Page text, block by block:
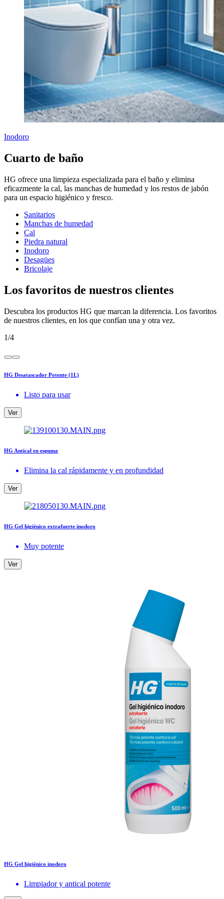
Inodoro
Cuarto de baño
HG ofrece una limpieza especializada para el baño y elimina
eficazmente la cal, las manchas de humedad y los restos de jabón
para un espacio higiénico y fresco.
Sanitarios
Manchas de humedad
Cal
Piedra natural
Inodoro
Desagües
Bricolaje
Los favoritos de nuestros clientes
Descubra los productos HG que marcan la diferencia. Los favoritos
de nuestros clientes, en los que confían una y otra vez.
1/4
HG Desatascador Potente (1L)
Listo para usar
Ver
HG Antical en espuma
Elimina la cal rápidamente y en profundidad
Ver
HG Gel higiénico extrafuerte inodoro
Muy potente
Ver
HG Gel higiénico inodoro
Limpiador y antical potente